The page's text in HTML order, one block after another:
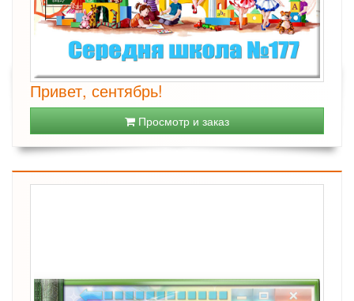
Привет, сентябрь!
Просмотр и заказ